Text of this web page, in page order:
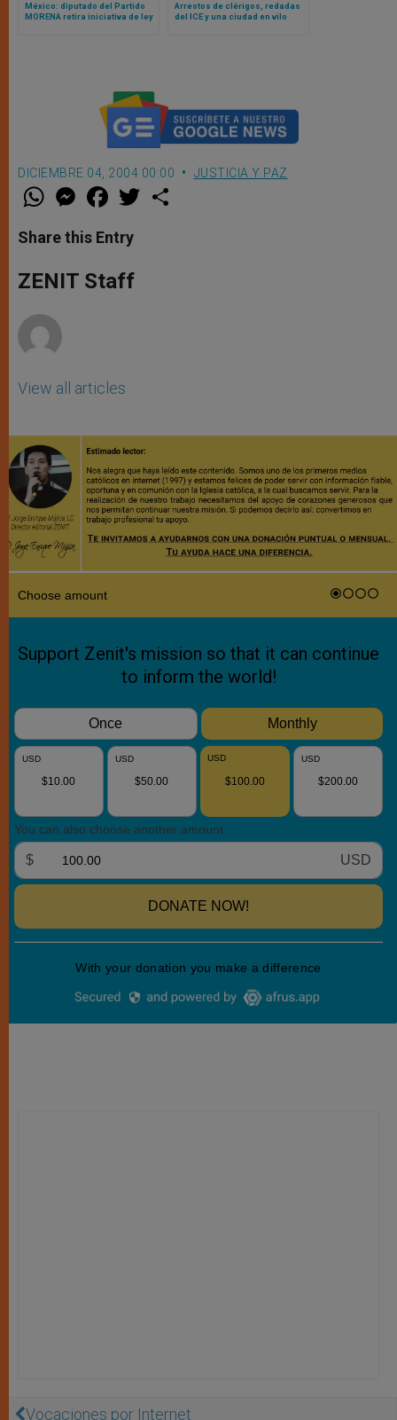
México: diputado del Partido
MORENA retira iniciativa de ley
Arrestos de clérigos, redadas
del ICE y una ciudad en vilo
DICIEMBRE 04, 2004 00:00 JUSTICIA Y PAZ
W
t
s
p
p
M
e
s
e
g
e
F
a
e
b
o
k
w
Share this Entry
ZENIT Staff
View all articles
Vocaciones por Internet